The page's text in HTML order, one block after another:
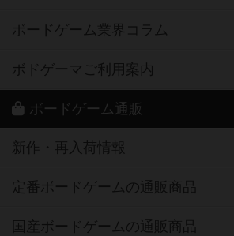
ボードゲーム業界コラム
ボドゲーマご利用案内
ボードゲーム通販
新作・再入荷情報
定番ボードゲームの通販商品
国産ボードゲームの通販商品